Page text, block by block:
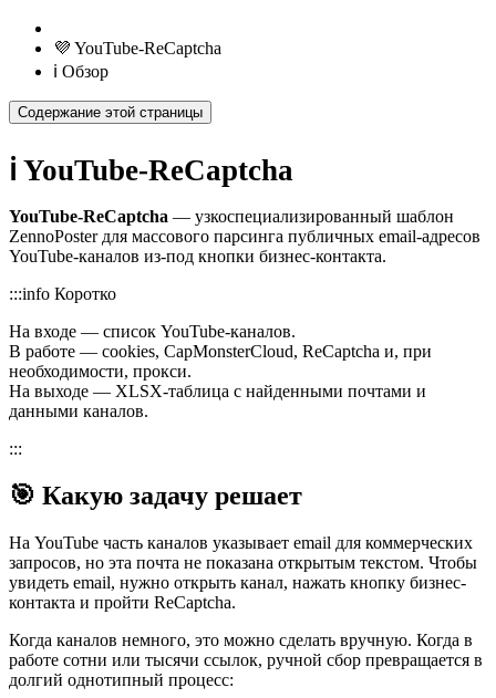
💜 YouTube-ReCaptcha
ℹ️ Обзор
Содержание этой страницы
ℹ️ YouTube-ReCaptcha
YouTube-ReCaptcha — узкоспециализированный шаблон
ZennoPoster для массового парсинга публичных email-адресов
YouTube-каналов из-под кнопки бизнес-контакта.
:::info Коротко
На входе — список YouTube-каналов.
В работе — cookies, CapMonsterCloud, ReCaptcha и, при
необходимости, прокси.
На выходе — XLSX-таблица с найденными почтами и
данными каналов.
:::
🎯 Какую задачу решает
На YouTube часть каналов указывает email для коммерческих
запросов, но эта почта не показана открытым текстом. Чтобы
увидеть email, нужно открыть канал, нажать кнопку бизнес-
контакта и пройти ReCaptcha.
Когда каналов немного, это можно сделать вручную. Когда в
работе сотни или тысячи ссылок, ручной сбор превращается в
долгий однотипный процесс: